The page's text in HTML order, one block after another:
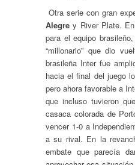
Otra serie con gran
Alegre y River Plate.
para el equipo
“millonario” que dio
brasileña Inter fue
hacia el final del juego
pero ahora favorable a
que incluso tuvieron
casaca colorada de
vencer 1-0 a
a su rival. En la
embate que parecía